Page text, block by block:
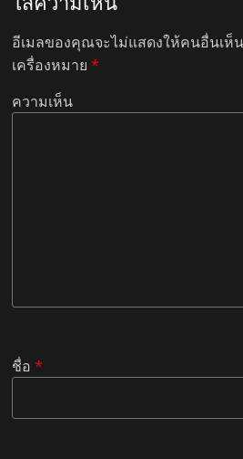
อีเมลของคุณจะไม่แสดงให้คนอื่นเห็น
เครื่องหมาย*
ความเห็น
ชื่อ*